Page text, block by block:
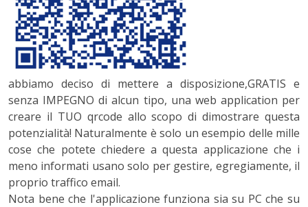
abbiamo deciso di mettere a disposizione,GRATIS e
senza IMPEGNO di alcun tipo, una web application per
creare il TUO qrcode allo scopo di dimostrare questa
potenzialità! Naturalmente è solo un esempio delle mille
cose che potete chiedere a questa applicazione che i
meno informati usano solo per gestire, egregiamente, il
proprio traffico email.
Nota bene che l'applicazione funziona sia su PC che su